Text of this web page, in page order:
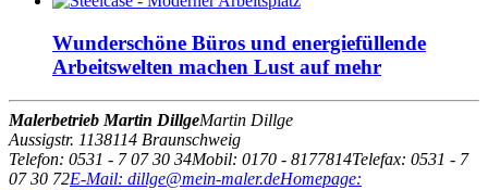
Wunderschöne Büros und energiefüllende
Arbeitswelten machen Lust auf mehr
Malerbetrieb Martin DillgeMartin Dillge
Aussigstr. 1138114 Braunschweig
Telefon: 0531 - 7 07 30 34Mobil: 0170 - 8177814Telefax: 0531 - 7
07 30 72E-Mail: dillge@mein-maler.deHomepage: